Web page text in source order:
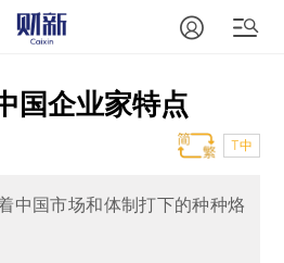
国企业家特点
T中
中国市场和体制打下的种种烙